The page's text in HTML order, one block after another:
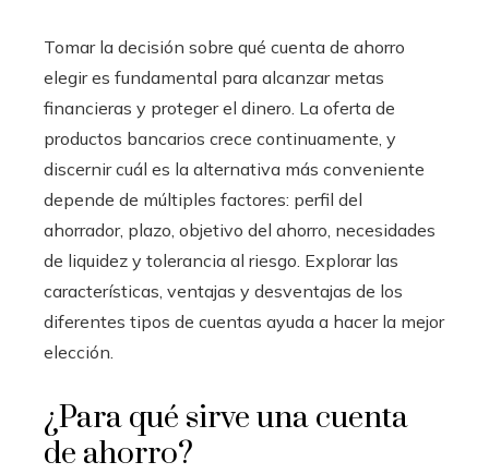
Tomar la decisión sobre qué cuenta de ahorro
elegir es fundamental para alcanzar metas
financieras y proteger el dinero. La oferta de
productos bancarios crece continuamente, y
discernir cuál es la alternativa más conveniente
depende de múltiples factores: perfil del
ahorrador, plazo, objetivo del ahorro, necesidades
de liquidez y tolerancia al riesgo. Explorar las
características, ventajas y desventajas de los
diferentes tipos de cuentas ayuda a hacer la mejor
elección.
¿Para qué sirve una cuenta
de ahorro?